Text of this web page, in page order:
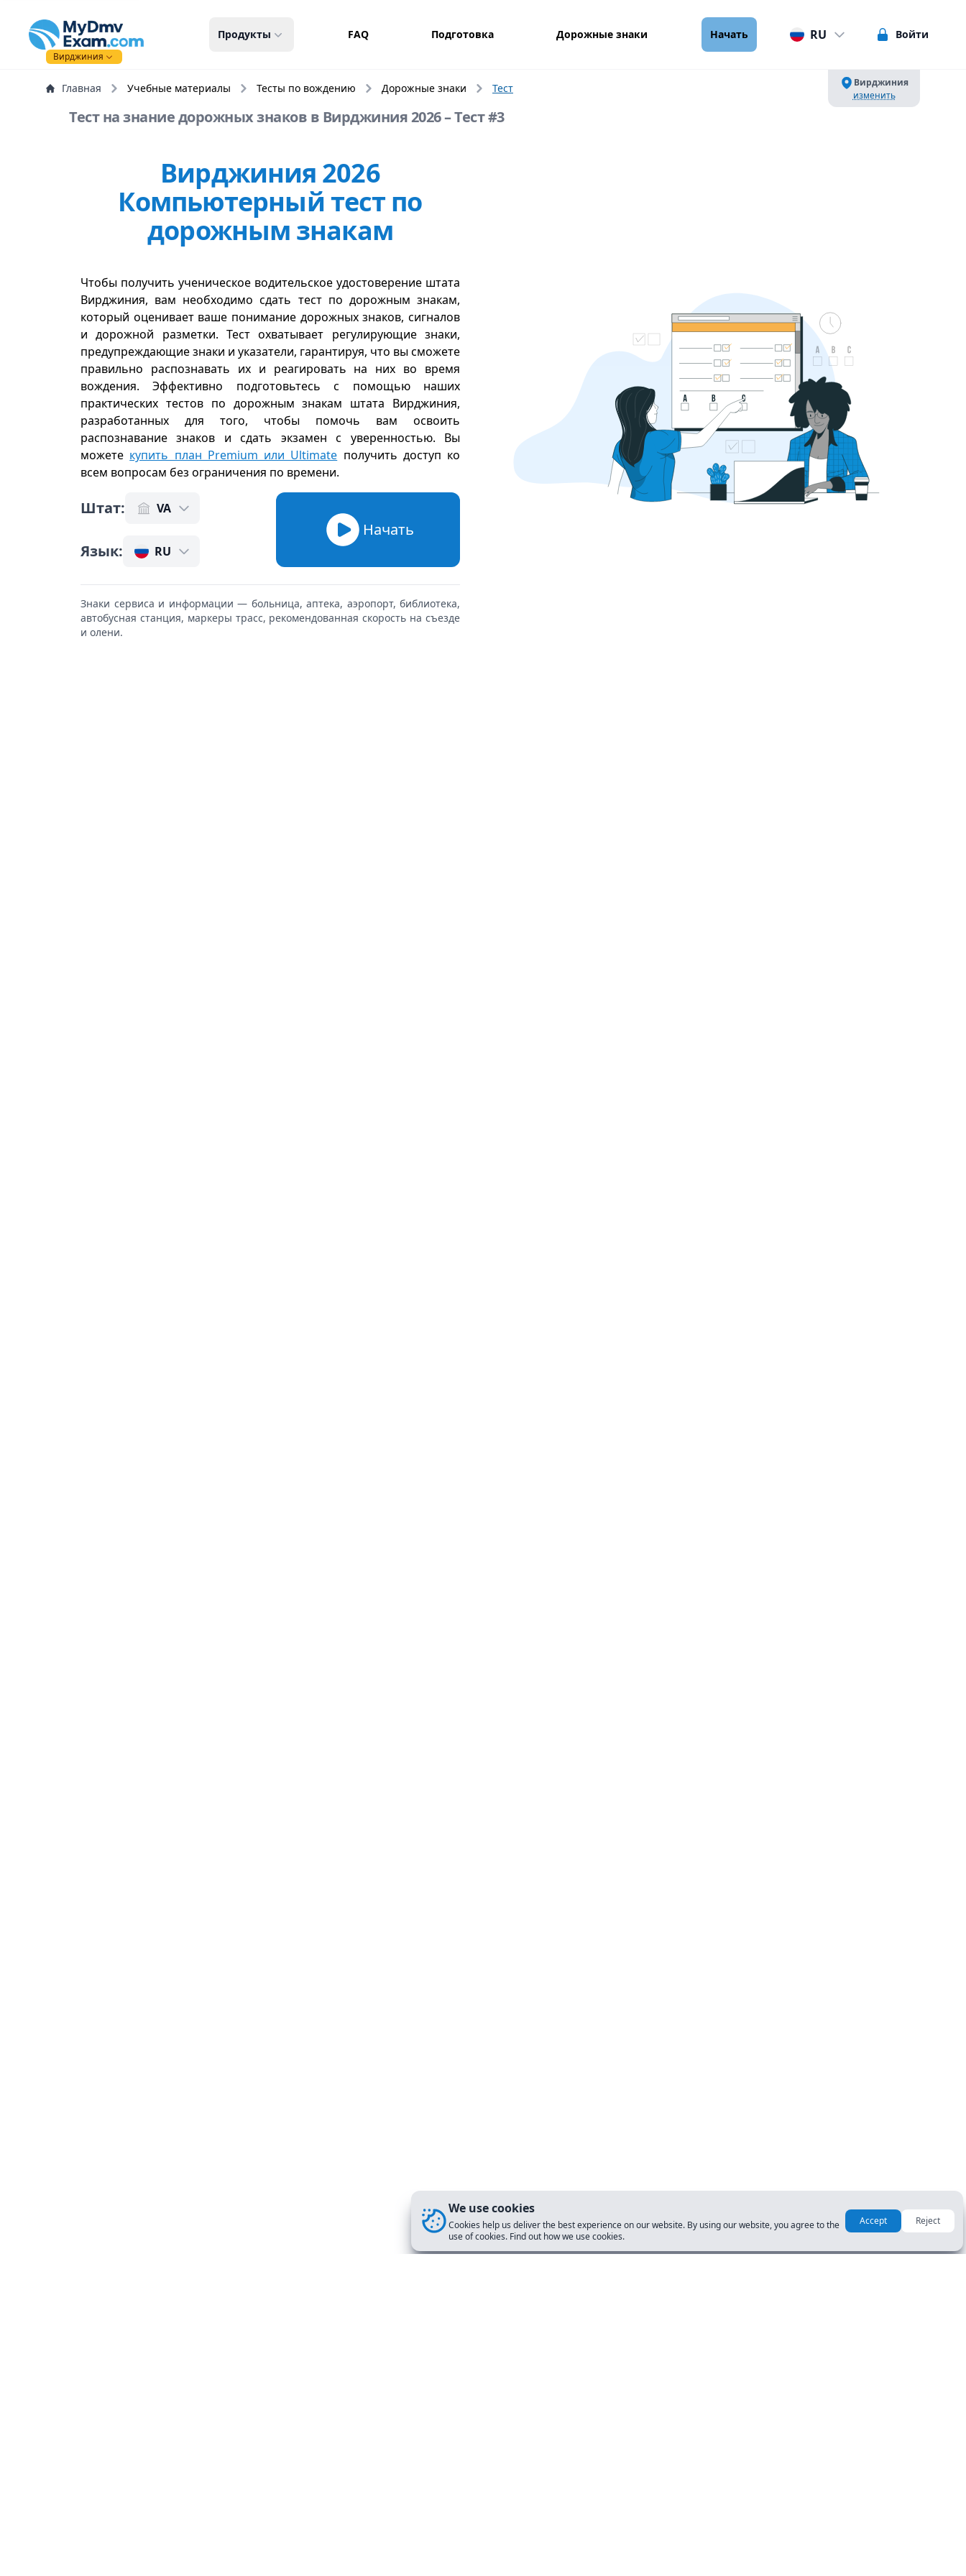
mydmvexam.com
Вирджиния
Продукты FAQ Подготовка Дорожные знаки Начать RU Войти
Главная Учебные материалы Тесты по вождению Дорожные знаки Тест
Вирджиния
изменить
Тест на знание дорожных знаков в Вирджиния 2026 – Тест #3
Вирджиния 2026
Компьютерный тест по
дорожным знакам
Чтобы получить ученическое водительское удостоверение штата
Вирджиния, вам необходимо сдать тест по дорожным знакам,
который оценивает ваше понимание дорожных знаков, сигналов
и дорожной разметки. Тест охватывает регулирующие знаки,
предупреждающие знаки и указатели, гарантируя, что вы сможете
правильно распознавать их и реагировать на них во время
вождения. Эффективно подготовьтесь с помощью наших
практических тестов по дорожным знакам штата Вирджиния,
разработанных для того, чтобы помочь вам освоить
распознавание знаков и сдать экзамен с уверенностью. Вы
можете купить план Premium или Ultimate получить доступ ко
всем вопросам без ограничения по времени.
Штат: VA
Язык: RU
Начать
Знаки сервиса и информации — больница, аптека, аэропорт, библиотека,
автобусная станция, маркеры трасс, рекомендованная скорость на съезде
и олени.
We use cookies
Cookies help us deliver the best experience on our website. By using our website, you agree to the
use of cookies. Find out how we use cookies.
Accept Reject